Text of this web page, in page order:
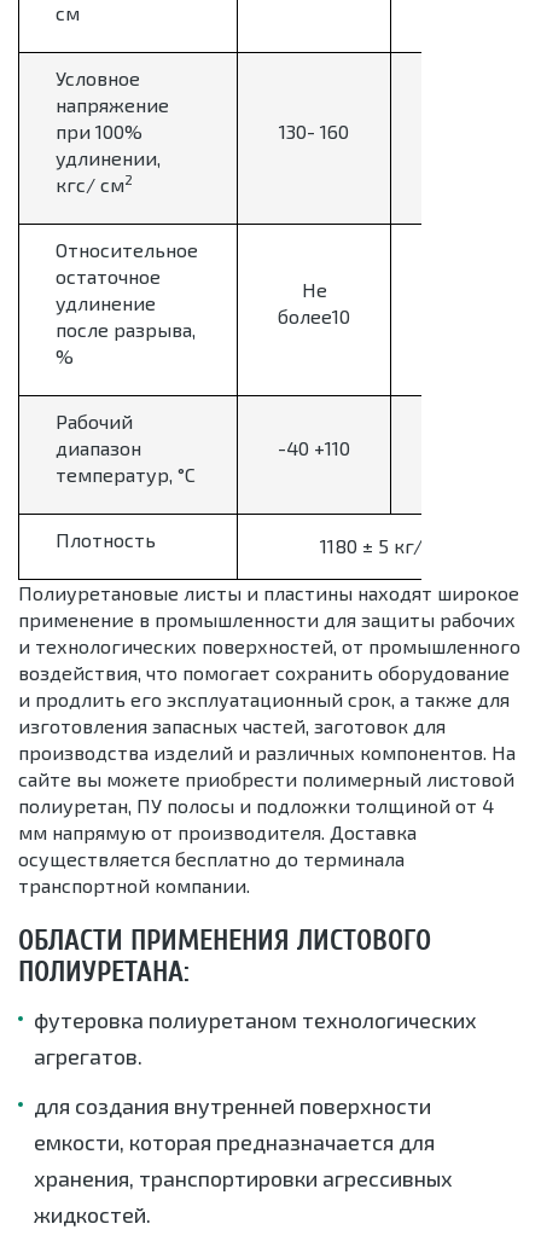
см
Условное
напряжение
при 100%
удлинении,
кгс/ см2
130- 160
Относительное
остаточное
удлинение
после разрыва,
%
Не
более10
Рабочий
диапазон
температур, °С
-40 +110
Плотность 1180 ± 5 кг/м
Полиуретановые листы и пластины находят широкое
применение в промышленности для защиты рабочих
и технологических поверхностей, от промышленного
воздействия, что помогает сохранить оборудование
и продлить его эксплуатационный срок, а также для
изготовления запасных частей, заготовок для
производства изделий и различных компонентов. На
сайте вы можете приобрести полимерный листовой
полиуретан, ПУ полосы и подложки толщиной от 4
мм напрямую от производителя. Доставка
осуществляется бесплатно до терминала
транспортной компании.
ОБЛАСТИ ПРИМЕНЕНИЯ ЛИСТОВОГО
ПОЛИУРЕТАНА:
футеровка полиуретаном технологических
агрегатов.
для создания внутренней поверхности
емкости, которая предназначается для
хранения, транспортировки агрессивных
жидкостей.